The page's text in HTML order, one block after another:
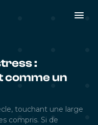
:
comme un
touchant une large
compris. Si de